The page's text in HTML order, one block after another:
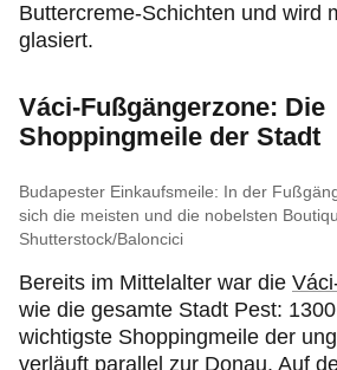
Buttercreme-Schichten und wird
glasiert.
Váci-Fußgängerzone: Die
Shoppingmeile der Stadt
Budapester Einkaufsmeile: In der
sich die meisten und die nobelsten
Shutterstock/Baloncici
Bereits im Mittelalter war die
wie die gesamte Stadt Pest:
wichtigste Shoppingmeile der
verläuft parallel zur Donau. Auf